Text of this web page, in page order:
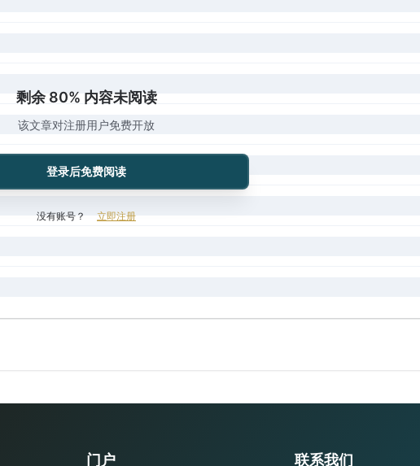
剩余 80% 内容未阅读
该文章对注册用户免费开放
登录后免费阅读
没有账号？ 立即注册
门户 联系我们